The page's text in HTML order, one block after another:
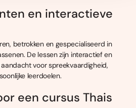
en interactieve
betrokken en gespecialiseerd in
De lessen zijn interactief en
voor spreekvaardigheid,
leerdoelen.
een cursus Thais